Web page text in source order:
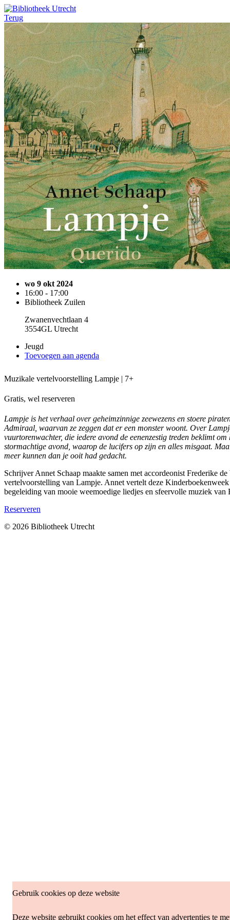
Gebruik cookies op deze website
Deze website gebruikt cookies om het effect van advertenties te
Terug
wo 9 okt 2024
16:00 - 17:00
Bibliotheek Zuilen
Zwanenvechtlaan 4
3554GL Utrecht
Jeugd
Toevoegen aan agenda
Muzikale vertelvoorstelling Lampje | 7+
Gratis, wel reserveren
Lampje is het verhaal over geheimzinnige zeewezens en stoere
Admiraal, waarvan ze zeggen dat er een monster woont. Over
vuurtorenwachter, die iedere avond de eenenzestig treden beklimt
stormachtige avond, waarop de lucifers op zijn en alles misgaat.
meer kunnen dan je ooit had gedacht.
Schrijver Annet Schaap maakte samen met accordeonist Frederike
vertelvoorstelling van Lampje. Annet vertelt deze
begeleiding van mooie weemoedige liedjes en sfeervolle muziek van
Reserveren
© 2026 Bibliotheek Utrecht